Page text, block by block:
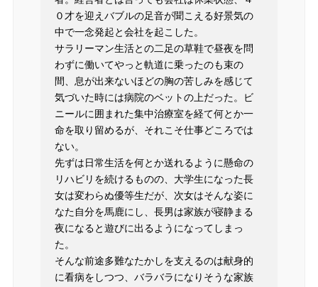
０才を迎えバブルの足音が聞こえる好景気の
中で一念発起と会社を起こした。
サラリーマン生活との二足の草鞋で昼夜を問
わずに働いてやっと軌道に乗ったのも束の
間、息が出来ないほどの胸の苦しみを感じて
気づいた時には病院のベットの上だった。ビ
ニールに囲まれた集中治療室を経て何とか一
命を取り留めるが、それこそ仕事どころでは
ない。
先ずは日常生活を何とか送れるように懸命の
リハビリを続けるものの、大学生になった長
女は変わらぬ優等生だが、次女はそんな姿に
なた自分を馬鹿にし、長男は家族が寝静まる
夜になると遊びに出るようになってしまっ
た。
そんな前途多難なたかしを支えるのは献身的
に看病をしつつ、バラバラになりそうな家族